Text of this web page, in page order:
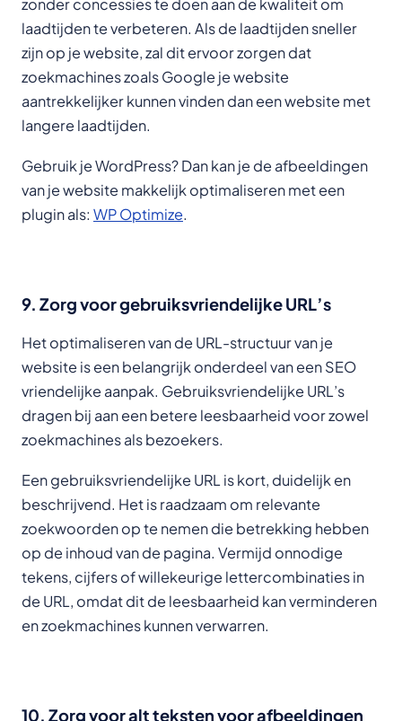
zonder concessies te doen aan de kwaliteit om
laadtijden te verbeteren. Als de laadtijden sneller
zijn op je website, zal dit ervoor zorgen dat
zoekmachines zoals Google je website
aantrekkelijker kunnen vinden dan een website met
langere laadtijden.
Gebruik je WordPress? Dan kan je de afbeeldingen
van je website makkelijk optimaliseren met een
plugin als: WP Optimize.
9. Zorg voor gebruiksvriendelijke URL’s
Het optimaliseren van de URL-structuur van je
website is een belangrijk onderdeel van een SEO
vriendelijke aanpak. Gebruiksvriendelijke URL’s
dragen bij aan een betere leesbaarheid voor zowel
zoekmachines als bezoekers.
Een gebruiksvriendelijke URL is kort, duidelijk en
beschrijvend. Het is raadzaam om relevante
zoekwoorden op te nemen die betrekking hebben
op de inhoud van de pagina. Vermijd onnodige
tekens, cijfers of willekeurige lettercombinaties in
de URL, omdat dit de leesbaarheid kan verminderen
en zoekmachines kunnen verwarren.
10. Zorg voor alt teksten voor afbeeldingen